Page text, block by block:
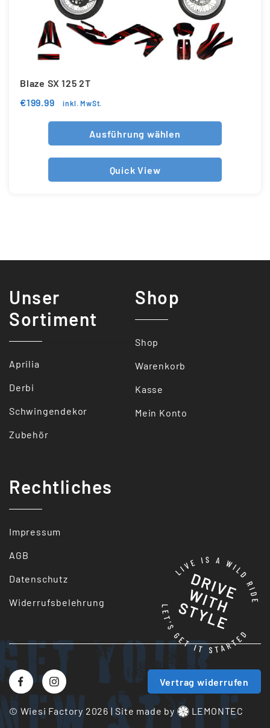
Blaze SX 125 2T
€199.99 inkl. MwSt.
Ausführung wählen
Quick View
Unser
Sortiment
Aprilia
Derbi
Schwingendekor
Zubehör
Shop
Shop
Warenkorb
Kasse
Mein Konto
Rechtliches
Impressum
AGB
Datenschutz
Widerrufsbelehrung
© Wiesi Factory 2026|Site made by LEMONTEC
Vertrag widerrufen
your